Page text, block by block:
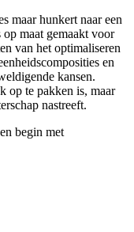
maar hunkert naar een
maat gemaakt voor
van het optimaliseren
en
kansen.
op te pakken is, maar
nastreeft.
begin met